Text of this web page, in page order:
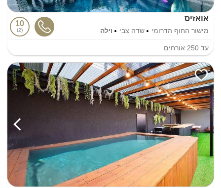
אואזיס
מישור החוף הדרומי שדה צבי וילה
10
2
עד 250 אורחים